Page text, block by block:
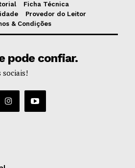
Ficha Técnica
Provedor do Leitor
& Condições
pode confiar.
sociais!